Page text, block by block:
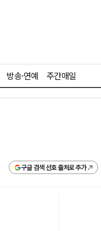
방송·연예 주간매일
구글 검색 선호 출처로 추가